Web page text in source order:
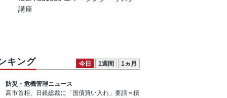
講座
キング 今日 1週間 1ヵ月
防災・危機管理ニュース
高市首相、日銀総裁に「国債買い入れ」要請＝積